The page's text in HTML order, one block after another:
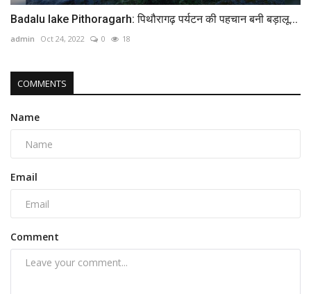
Badalu lake Pithoragarh: पिथौरागढ़ पर्यटन की पहचान बनी बड़ालू...
admin Oct 24, 2022 0 18
COMMENTS
Name
Email
Comment